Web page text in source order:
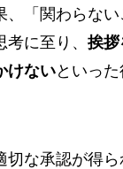
、「関わらな
に至り、 挨拶
けないといっ
切な承認が得